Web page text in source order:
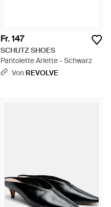
Fr. 147
SCHUTZ SHOES
Pantolette Arlette - Schwarz
Von REVOLVE